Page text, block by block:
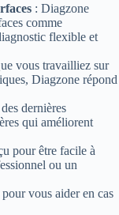
: Diagzone
comme
flexible et
vous travailliez sur
Diagzone répond
dernières
qui améliorent
pour être facile à
ou un
vous aider en cas